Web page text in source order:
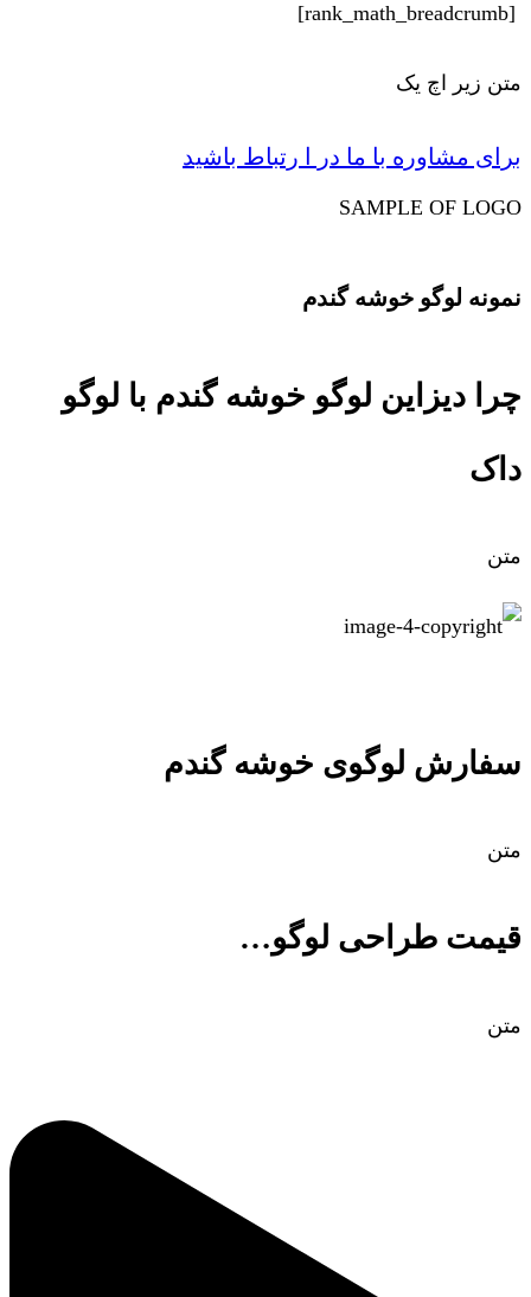
[rank_math_breadcrumb]
متن زیر اچ یک
برای مشاوره با ما در ا رتباط باشید
SAMPLE OF LOGO
نمونه لوگو خوشه گندم
چرا دیزاین لوگو خوشه گندم با لوگو
داک
متن
سفارش لوگوی خوشه گندم
متن
قیمت طراحی لوگو…
متن